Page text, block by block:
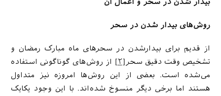
بیدار شدن در سحر و اعمال آن
روش‌های بیدار شدن در سحر
از قدیم برای بیدارشدن در سحرهای ماه مبارک رمضان و
تشخیص وقت دقیق سحر [۲]
از روش‌های گوناگونی استفاده
می‌شده است. بعضی از این روش‌ها امروزه نیز متداول
هستند اما برخی دیگر منسوخ شده‌اند. با این وجود یکایک